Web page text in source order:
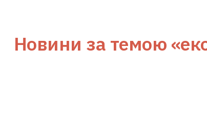
Новини за темою